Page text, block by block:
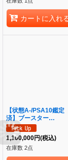
カートに入れ
【状態A-/PSA10鑑定
済】ブースター
VMAX(SA仕様)《P》
{186/S-P}[その他]
1,100,000円(税込)
在庫数 2点